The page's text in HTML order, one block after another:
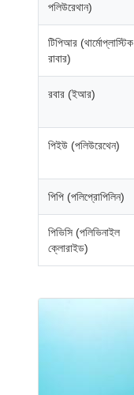
পলিউরেথান)
টিপিআর (থার্মোপ্লাস্টিক
রাবার)
রবার (ইআর)
পিইউ (পলিউরেথেন)
পিপি (পলিপ্রোপিলিন)
পিভিসি (পলিভিনাইল
ক্লোরাইড)